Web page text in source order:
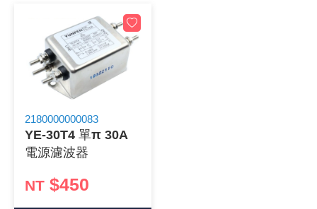
2180000000083
YE-30T4 單π 30A
電源濾波器
NT $450